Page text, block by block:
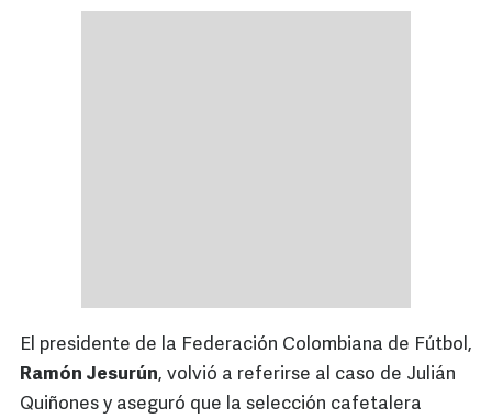
El presidente de la Federación Colombiana de Fútbol,
Ramón Jesurún, volvió a referirse al caso de Julián
Quiñones y aseguró que la selección cafetalera